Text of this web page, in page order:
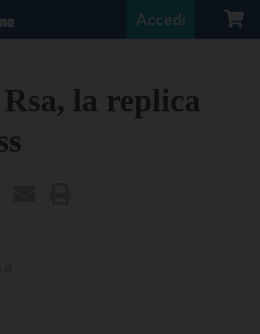
Accedi
la replica